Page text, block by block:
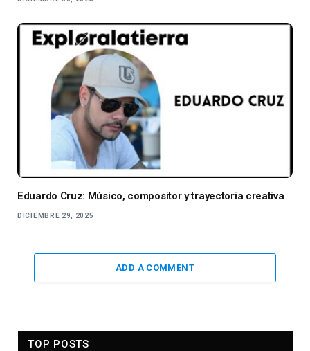
Eduardo Cruz: Músico, compositor y trayectoria creativa
DICIEMBRE 29, 2025
ADD A COMMENT
TOP POSTS